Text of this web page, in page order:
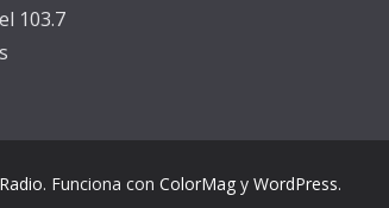
103.7
. Funciona con ColorMag y WordPress.